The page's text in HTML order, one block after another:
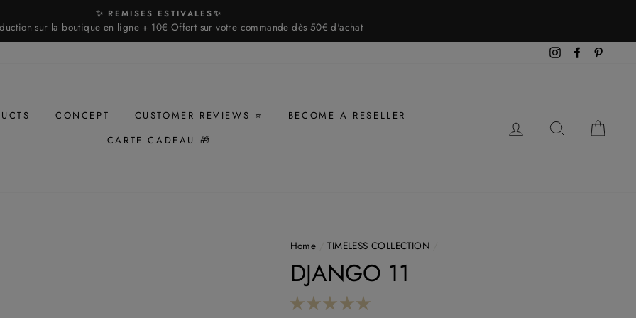
✨ REMISES ESTIVALES✨
sur la boutique en ligne + 10€ Offert sur votre commande dès 50€ d'achat
InstagramFacebook
CONCEPT CUSTOMER REVIEWS ⭐
BECOME A RESELLER
CARTE CADEAU 🎁
LOG IN SEARCH
Home TIMELESS COLLECTION
DJANGO 11